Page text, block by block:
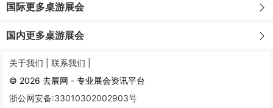
国际更多桌游展会
国内更多桌游展会
关于我们 | 联系我们 |
© 2026 去展网 - 专业展会资讯平台
浙公网安备:33010302002903号